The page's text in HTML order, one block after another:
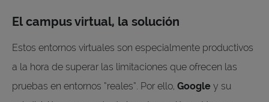
El campus virtual, la solución
Estos entornos virtuales son especialmente productivos
a la hora de superar las limitaciones que ofrecen las
pruebas en entornos “reales”. Por ello, Google y su